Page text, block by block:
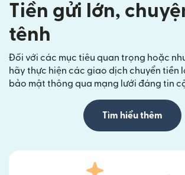
Tiền gửi lớn,
tênh
Đối với các mục tiêu quan trọng hoặc
hãy thực hiện các giao dịch chuyển tiền
bảo mật thông qua mạng lưới đáng tin
Tìm hiểu thêm